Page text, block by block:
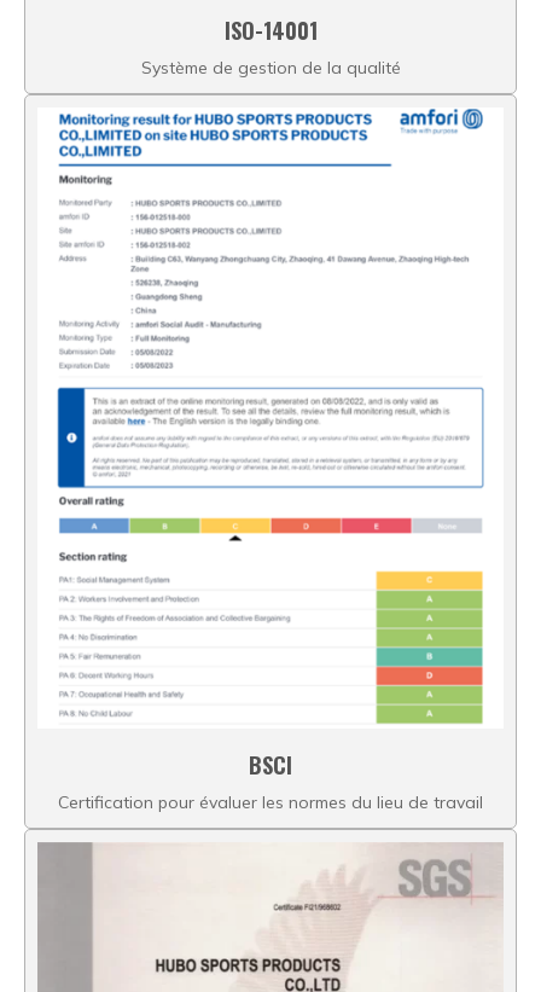
ISO-14001
Système de gestion de la qualité
BSCI
Certification pour évaluer les normes du lieu de travail